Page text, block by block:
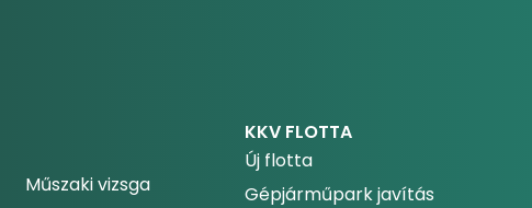
Műszaki vizsga
KKV FLOTTA
Új flotta
Gépjárműpark javítás